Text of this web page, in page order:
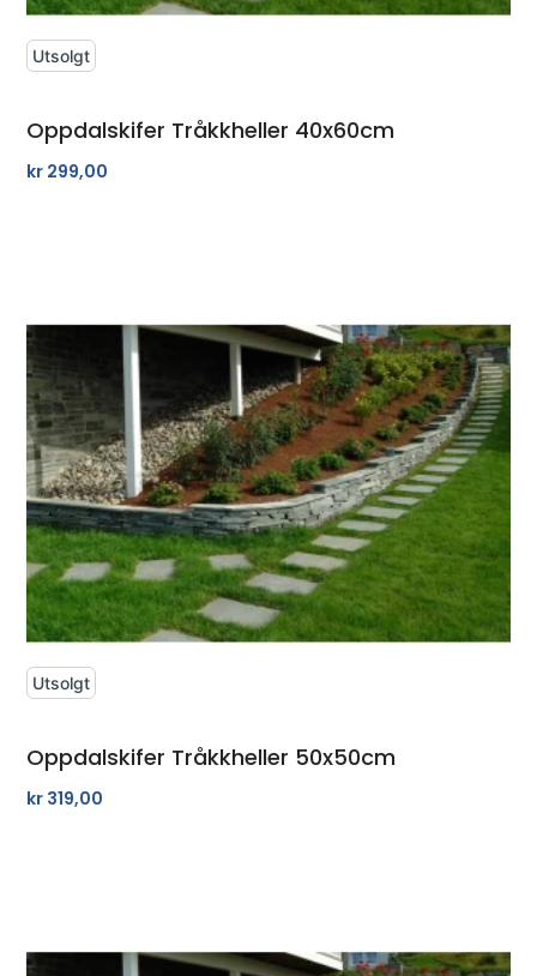
Oppdalskifer Tråkkheller 40x60cm
kr 299,00
Utsolgt
Oppdalskifer Tråkkheller 50x50cm
kr 319,00
Utsolgt